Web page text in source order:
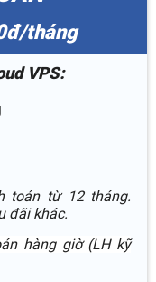
tháng
VPS:
toán từ 12 tháng.
đãi khác.
hàng giờ (LH kỹ